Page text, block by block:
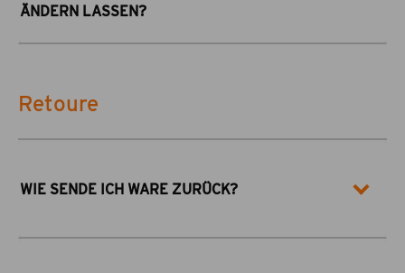
ÄNDERN LASSEN?
Retoure
WIE SENDE ICH WARE ZURÜCK?